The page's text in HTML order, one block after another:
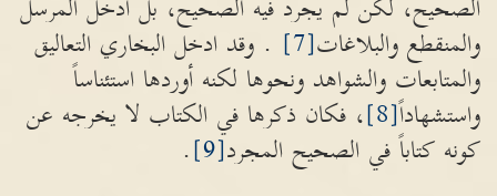
الصحيح، لكن لم يجرد فيه الصحيح، بل أدخل المرسل
والمنقطع والبلاغات[7]
. وقد ادخل البخاري التعاليق
والمتابعات والشواهد ونحوها لكنه أوردها استئناساً
واستشهاداً[8]
، فكان ذكرها في الكتاب لا يخرجه عن
كونه كتاباً في الصحيح المجرد[9]
.